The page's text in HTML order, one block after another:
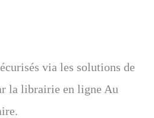
via les solutions de
la librairie en ligne Au